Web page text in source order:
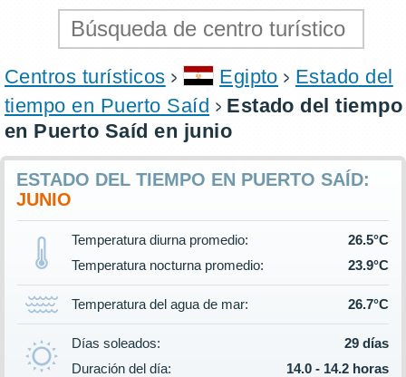
Centros turísticos Egipto
Estado del
tiempo en Puerto Saíd
Estado del tiempo
en Puerto Saíd en junio
ESTADO DEL TIEMPO EN PUERTO SAÍD:
JUNIO
Temperatura diurna promedio:
26.5°C
Temperatura nocturna promedio:
23.9°C
Temperatura del agua de mar: 26.7°C
Días soleados:
29 días
Duración del día:
14.0 - 14.2 horas